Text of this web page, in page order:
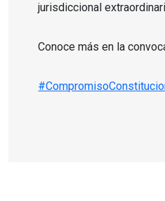
jurisdiccional
Conoce más en la